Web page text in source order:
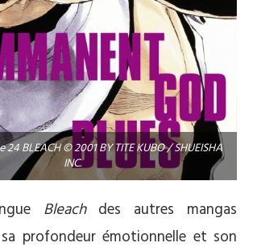
BLEACH © 2001 BY TITE KUBO / SHUEISHA
INC.
Bleachdes autres mangas
sa profondeur émotionnelle et son